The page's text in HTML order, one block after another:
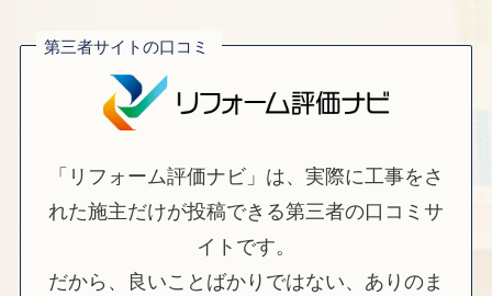
第三者サイトの口コミ
「リフォーム評価ナビ」は、実際に工事をさ
れた施主だけが投稿できる第三者の口コミサ
イトです。
だから、良いことばかりではない、ありのま